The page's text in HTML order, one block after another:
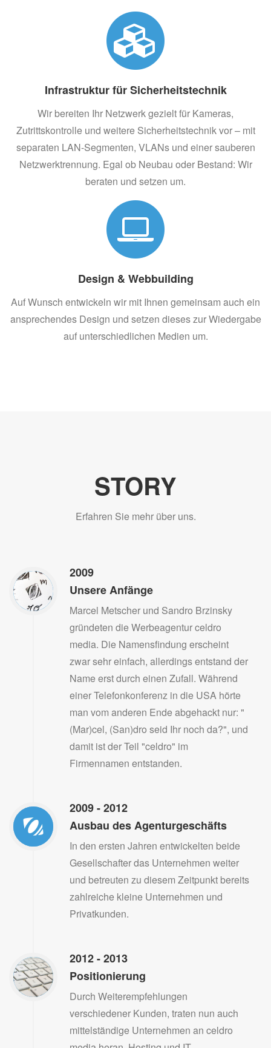
Infrastruktur für Sicherheitstechnik
Wir bereiten Ihr Netzwerk gezielt für Kameras,
Zutrittskontrolle und weitere Sicherheitstechnik vor – mit
separaten LAN-Segmenten, VLANs und einer sauberen
Netzwerktrennung. Egal ob Neubau oder Bestand: Wir
beraten und setzen um.
Design & Webbuilding
Auf Wunsch entwickeln wir mit Ihnen gemeinsam auch ein
ansprechendes Design und setzen dieses zur Wiedergabe
auf unterschiedlichen Medien um.
STORY
Erfahren Sie mehr über uns.
2009
Unsere Anfänge
Marcel Metscher und Sandro Brzinsky
gründeten die Werbeagentur celdro
media. Die Namensfindung erscheint
zwar sehr einfach, allerdings entstand der
Name erst durch einen Zufall. Während
einer Telefonkonferenz in die USA hörte
man vom anderen Ende abgehackt nur: "
(Mar)cel, (San)dro seid Ihr noch da?", und
damit ist der Teil "celdro" im
Firmennamen entstanden.
2009 - 2012
Ausbau des Agenturgeschäfts
In den ersten Jahren entwickelten beide
Gesellschafter das Unternehmen weiter
und betreuten zu diesem Zeitpunkt bereits
zahlreiche kleine Unternehmen und
Privatkunden.
2012 - 2013
Positionierung
Durch Weiterempfehlungen
verschiedener Kunden, traten nun auch
mittelständige Unternehmen an celdro